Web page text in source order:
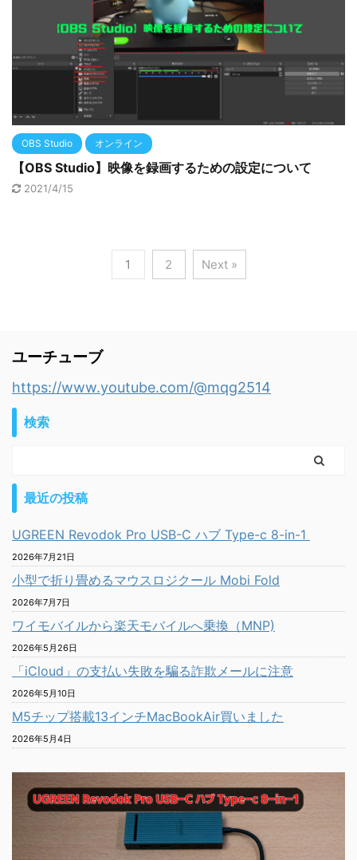
OBS Studio オンライン
【OBS Studio】映像を録画するための設定について
2021/4/15
1 2 Next »
ユーチューブ
https://www.youtube.com/@mqg2514
検索
最近の投稿
UGREEN Revodok Pro USB-C ハブ Type-c 8-in-1
2026年7月21日
小型で折り畳めるマウスロジクール Mobi Fold
2026年7月7日
ワイモバイルから楽天モバイルへ乗換（MNP)
2026年5月26日
「iCloud」の支払い失敗を騙る詐欺メールに注意
2026年5月10日
M5チップ搭載13インチMacBookAir買いました
2026年5月4日